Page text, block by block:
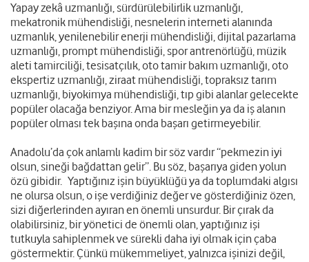
Yapay zekâ uzmanlığı, sürdürülebilirlik uzmanlığı,
mekatronik mühendisliği, nesnelerin interneti alanında
uzmanlık, yenilenebilir enerji mühendisliği, dijital pazarlama
uzmanlığı, prompt mühendisliği, spor antrenörlüğü, müzik
aleti tamirciliği, tesisatçılık, oto tamir bakım uzmanlığı, oto
ekspertiz uzmanlığı, ziraat mühendisliği, topraksız tarım
uzmanlığı, biyokimya mühendisliği, tıp gibi alanlar gelecekte
popüler olacağa benziyor. Ama bir mesleğin ya da iş alanın
popüler olması tek başına onda başarı getirmeyebilir.
Anadolu’da çok anlamlı kadim bir söz vardır “pekmezin iyi
olsun, sineği bağdattan gelir”. Bu söz, başarıya giden yolun
özü gibidir. Yaptığınız işin büyüklüğü ya da toplumdaki algısı
ne olursa olsun, o işe verdiğiniz değer ve gösterdiğiniz özen,
sizi diğerlerinden ayıran en önemli unsurdur. Bir çırak da
olabilirsiniz, bir yönetici de önemli olan, yaptığınız işi
tutkuyla sahiplenmek ve sürekli daha iyi olmak için çaba
göstermektir. Çünkü mükemmeliyet, yalnızca işinizi değil,